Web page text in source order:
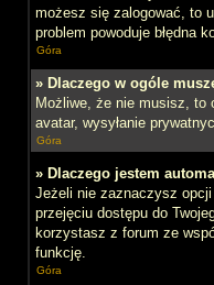
możesz się zalogować, to
problem powoduje błędna
Góra
» Dlaczego w ogóle
Możliwe, że nie musisz, to
avatar, wysyłanie
Góra
» Dlaczego jestem
Jeżeli nie zaznaczysz
przejęciu dostępu do
korzystasz z forum ze
funkcję.
Góra